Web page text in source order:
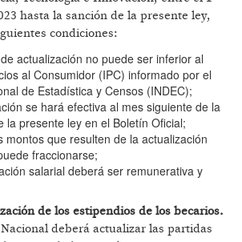
hasta la sanción de la presente ley,
condiciones:
actualización no puede ser inferior al
al Consumidor (IPC) informado por el
de Estadística y Censos (INDEC);
se hará efectiva al mes siguiente de la
la presente ley en el Boletín Oficial;
montos que resulten de la actualización
fraccionarse;
salarial deberá ser remunerativa y
de los estipendios de los becarios.
deberá actualizar las partidas